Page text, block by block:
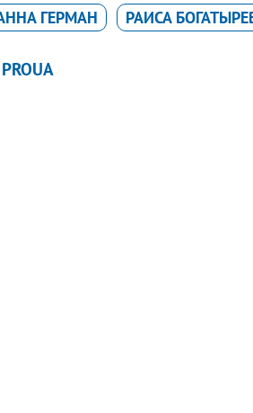
ГЕРМАН РАИСА
PROUA